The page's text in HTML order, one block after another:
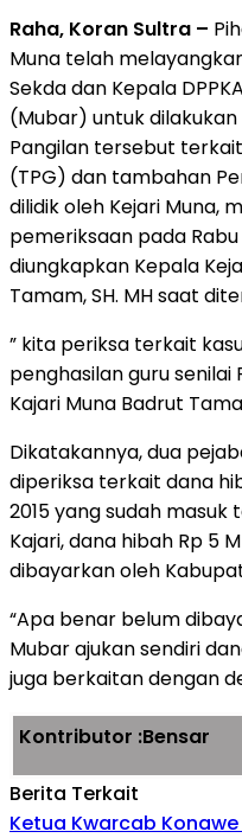
Raha, Koran Sultra –
Muna telah
Sekda dan Kepala
(Mubar) untuk
Pangilan tersebut
(TPG) dan tambahan
dilidik oleh Kejari Muna,
pemeriksaan pada Rabu
diungkapkan Kepala
Tamam, SH. MH saat
” kita periksa terkait
penghasilan guru senilai
Kajari Muna Badrut
Dikatakannya, dua
diperiksa terkait dana
2015 yang sudah
Kajari, dana hibah Rp 5
dibayarkan oleh
“Apa benar belum
Mubar ajukan sendiri
juga berkaitan dengan
Kontributor :Bensar
Berita Terkait
Ketua Kwarcab